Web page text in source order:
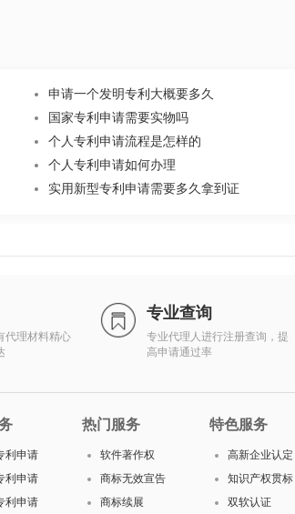
申请一个发明专利大概要多久
国家专利申请需要实物吗
个人专利申请流程是怎样的
个人专利申请如何办理
实用新型专利申请需要多久拿到证
代理材料精心
专业查询
专业代理人进行注册查询，提
高申请通过率
利申请
利申请
利申请
热门服务
软件著作权
商标无效宣告
商标续展
特色服务
高新企业认定
知识产权贯标
双软认证